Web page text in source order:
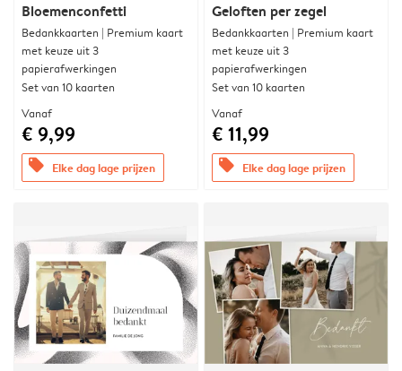
Bloemenconfetti
Bedankkaarten | Premium kaart
met keuze uit 3
papierafwerkingen
Set van 10 kaarten
Vanaf
€ 9,99
offers Elke dag lage prijzen
Geloften per zegel
Bedankkaarten | Premium kaart
met keuze uit 3
papierafwerkingen
Set van 10 kaarten
Vanaf
€ 11,99
offers Elke dag lage prijzen